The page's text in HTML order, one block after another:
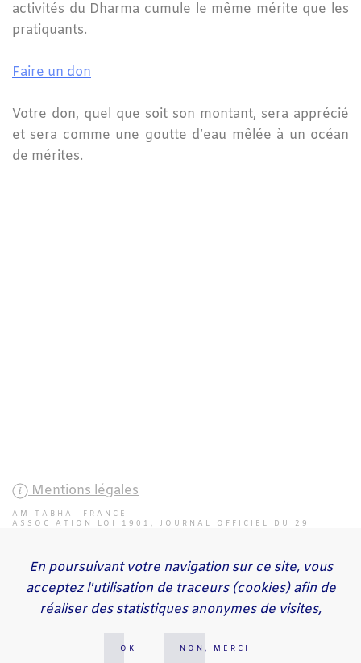
En poursuivant votre navigation sur ce site, vous
acceptez l'utilisation de traceurs (cookies) afin de
réaliser des statistiques anonymes de visites,
OK NON, MERCI
activités du Dharma cumule le même mérite que les
pratiquants.
Faire un don
Votre don, quel que soit son montant, sera apprécié
et sera comme une goutte d’eau mêlée à un océan
de mérites.
Mentions légales
AMITABHA FRANCE
ASSOCIATION LOI 1901, JOURNAL OFFICIEL DU 29
ACTUALITÉS ÉVÉNEMENTS PROJETS
CENTRES
PRATIQUES
CONTACT
SE GALO RINPOCHE
SE AYANG RINPOCHE